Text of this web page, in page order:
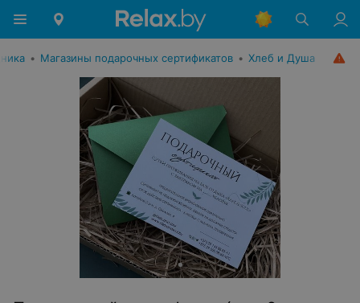
• Магазины подарочных сертификатов • Хлеб и Душа